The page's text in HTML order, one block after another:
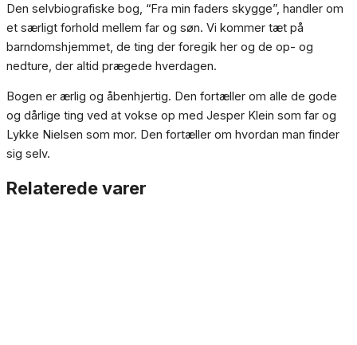
Den selvbiografiske bog, “Fra min faders skygge”, handler om
et særligt forhold mellem far og søn. Vi kommer tæt på
barndomshjemmet, de ting der foregik her og de op- og
nedture, der altid prægede hverdagen.
Bogen er ærlig og åbenhjertig. Den fortæller om alle de gode
og dårlige ting ved at vokse op med Jesper Klein som far og
Lykke Nielsen som mor. Den fortæller om hvordan man finder
sig selv.
Relaterede varer